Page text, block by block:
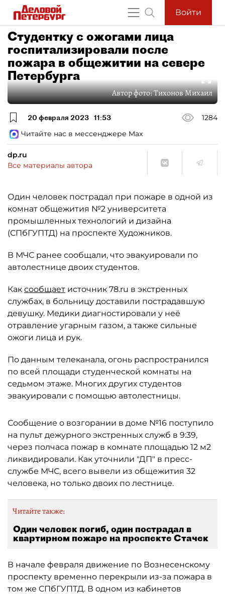
Войти
Студентку с ожогами лица
госпитализировали после
пожара в общежитии на севере
Петербурга
Автор фото:Тихонов Михаил
20 февраля 2023 11:53
1284
Читайте нас в мессенджере Max
dp.ru
Все материалы автора
Один человек пострадал при пожаре в одной из
комнат общежития №2 университета
промышленных технологий и дизайна
(СПбГУПТД) на проспекте Художников.
В МЧС ранее сообщали, что эвакуировали по
автолестнице двоих студентов.
Как сообщает источник 78.ru в экстренных
службах, в больницу доставили пострадавшую
девушку. Медики диагностировали у неё
отравление угарным газом, а также сильные
ожоги лица и рук.
По данным телеканала, огонь распространился
по всей площади студенческой комнаты на
седьмом этаже. Многих других студентов
эвакуировали с помощью автолестницы.
Сообщение о возгорании в доме №16 поступило
на пульт дежурного экстренных служб в 9:39,
через полчаса пожар в комнате площадью 12 м2
ликвидировали. Как уточнили "ДП" в пресс-
службе МЧС, всего вывели из общежития 32
человека, но только двоих по лестнице.
Читайте также:
Один человек погиб, один пострадал в
квартирном пожаре на проспекте Стачек
В начале февраля движение по Вознесенскому
проспекту временно перекрыли из-за пожара в
том же СПбГУПТД. В одном из кабинетов